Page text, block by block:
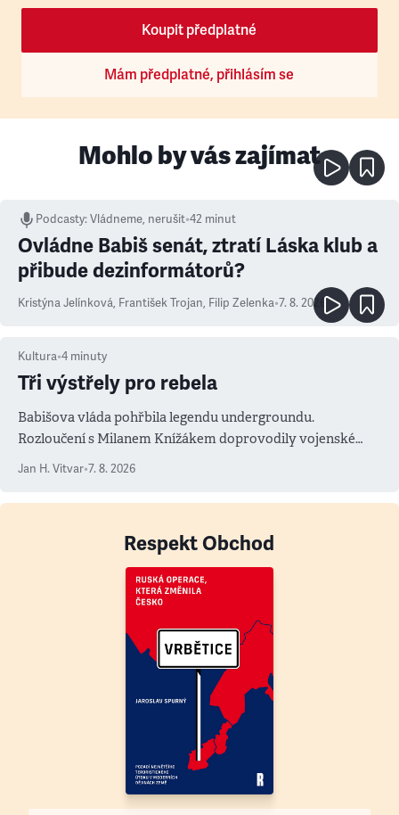
Koupit předplatné
Mám předplatné, přihlásím se
Mohlo by vás zajímat
Podcasty:Vládneme, nerušit•42 minut
Ovládne Babiš senát, ztratí Láska klub a
přibude dezinformátorů?
Kristýna Jelínková, František Trojan, Filip Zelenka•7. 8. 2026
Kultura•4 minuty
Tři výstřely pro rebela
Babišova vláda pohřbila legendu undergroundu.
Rozloučení s Milanem Knížákem doprovodily vojenské
salvy i kritika pokrokářů
Jan H. Vitvar•7. 8. 2026
Respekt Obchod